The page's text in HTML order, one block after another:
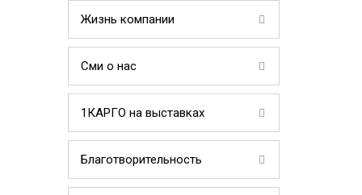
Жизнь компании
Сми о нас
1КАРГО на выставках
Благотворительность